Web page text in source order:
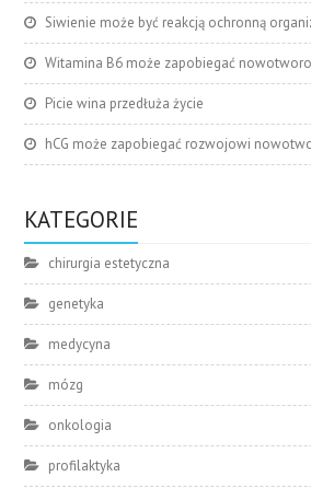
Siwienie może być reakcją ochronną
Witamina B6 może zapobiegać
Picie wina przedłuża życie
hCG może zapobiegać rozwojowi
KATEGORIE
chirurgia estetyczna
genetyka
medycyna
mózg
onkologia
profilaktyka